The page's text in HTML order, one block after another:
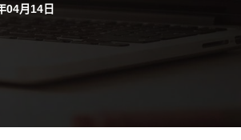
04月14日